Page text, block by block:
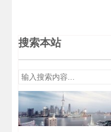
搜索本站